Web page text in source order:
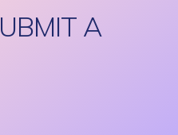
A